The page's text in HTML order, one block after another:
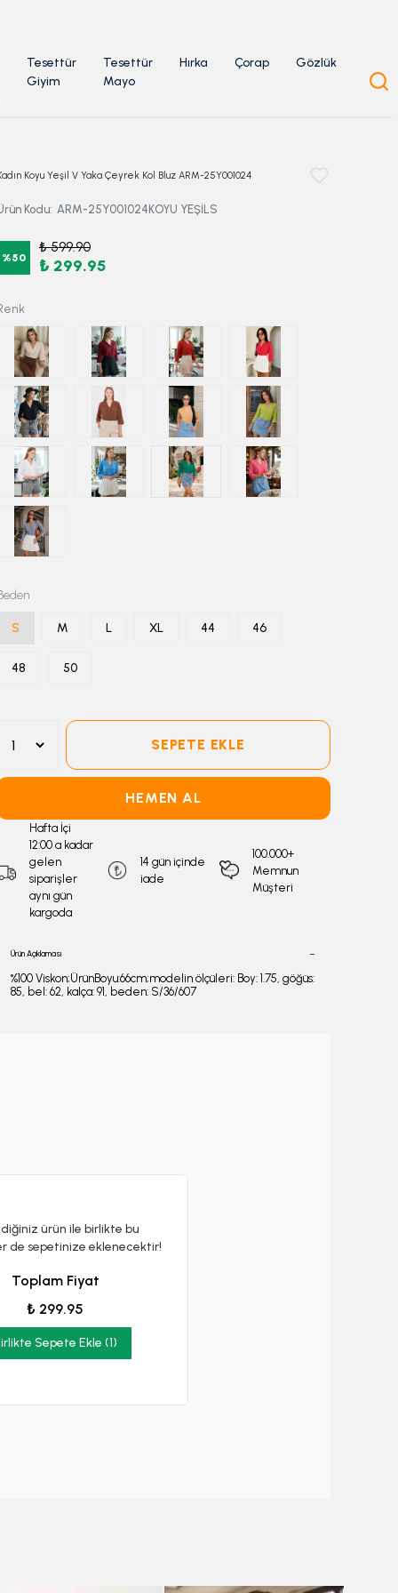
Tesettür
Giyim
Tesettür
Mayo
Hırka Çorap Gözlük
Koyu Yeşil V Yaka Çeyrek Kol Bluz ARM-25Y001024
Kodu: ARM-25Y001024KOYU YEŞİLS
%50
₺ 599.90
₺ 299.95
S M L XL 44 46
48 50
SEPETE EKLE
HEMEN AL
Hafta İçi
12:00 a kadar
gelen
siparişler
aynı gün
kargoda
14 gün içinde
iade
100.000+
Memnun
Müşteri
Ürün Açıklaması
%100 Viskon;ÜrünBoyu:66cm;modelin ölçüleri: Boy: 1.75, göğüs:
85, bel: 62, kalça: 91, beden: S/36/607
ürün ile birlikte bu
de sepetinize eklenecektir!
Toplam Fiyat
₺ 299.95
Sepete Ekle (1)